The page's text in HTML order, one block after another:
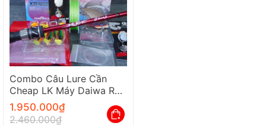
Combo Câu Lure Cần
Cheap LK Máy Daiwa RS
Đầy Đủ Chỉ Việc Lắp Câu
1.950.000₫
2.460.000₫